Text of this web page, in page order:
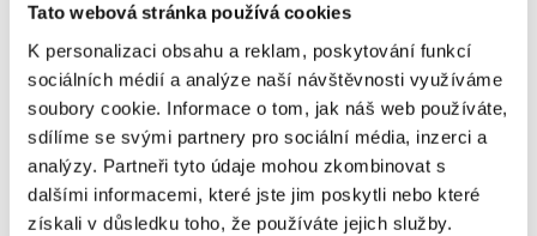
Tato webová stránka používá cookies
K personalizaci obsahu a reklam, poskytování funkcí
sociálních médií a analýze naší návštěvnosti využíváme
soubory cookie. Informace o tom, jak náš web používáte,
sdílíme se svými partnery pro sociální média, inzerci a
analýzy. Partneři tyto údaje mohou zkombinovat s
dalšími informacemi, které jste jim poskytli nebo které
získali v důsledku toho, že používáte jejich služby.
Heart attack and stroke
Thrombosis
Hypertension, including salt sensitivity
Familial hypercholesterolemia
Beta-thalassemia
Arrhythmias
Chronic venous insufficiency and varicose veins
HDL-cholesterol
LDL-cholesterol
Homocysteine